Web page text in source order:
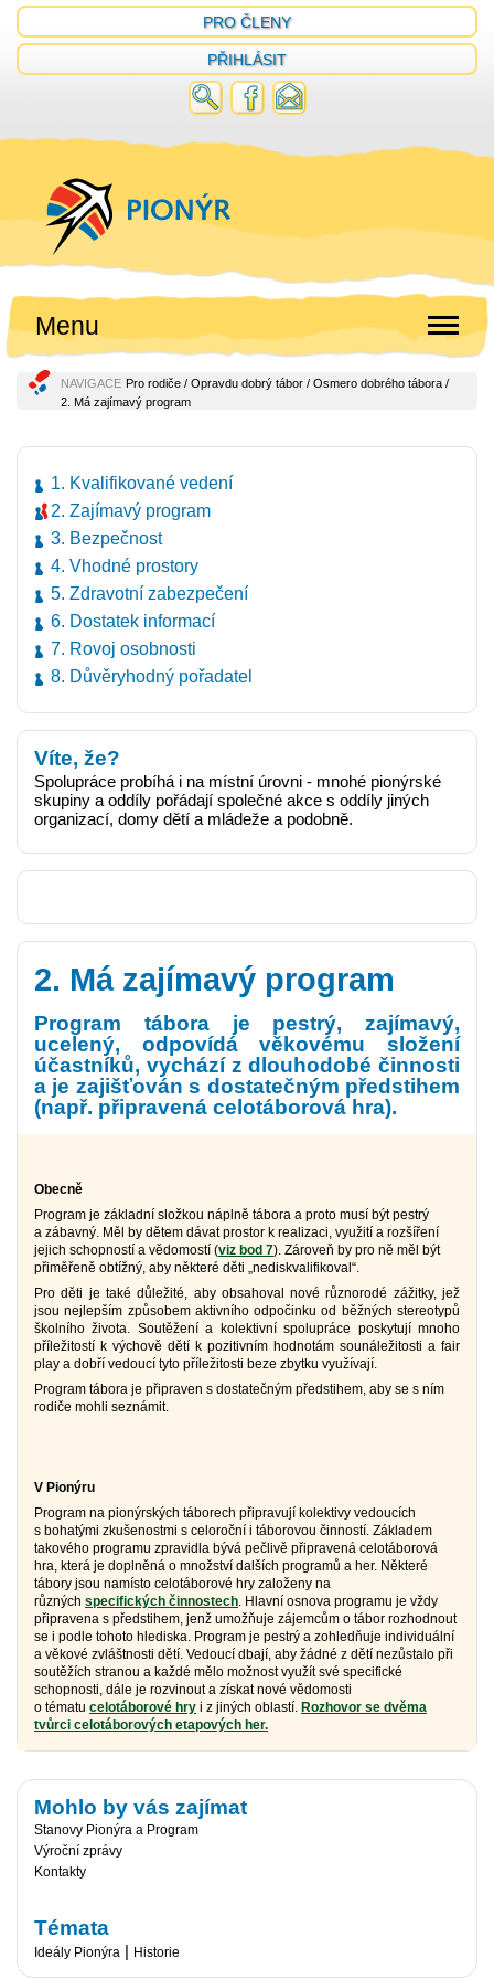
PRO ČLENY
PŘIHLÁSIT
Menu
NAVIGACE Pro rodiče / Opravdu dobrý tábor / Osmero dobrého tábora /
2. Má zajímavý program
1. Kvalifikované vedení
2. Zajímavý program
3. Bezpečnost
4. Vhodné prostory
5. Zdravotní zabezpečení
6. Dostatek informací
7. Rovoj osobnosti
8. Důvěryhodný pořadatel
Víte, že?
Spolupráce probíhá i na místní úrovni - mnohé pionýrské
skupiny a oddíly pořádají společné akce s oddíly jiných
organizací, domy dětí a mládeže a podobně.
2. Má zajímavý program
Program tábora je pestrý, zajímavý,
ucelený, odpovídá věkovému složení
účastníků, vychází z dlouhodobé činnosti
a je zajišťován s dostatečným předstihem
(např. připravená celotáborová hra).
Obecně
Program je základní složkou náplně tábora a proto musí být pestrý
a zábavný. Měl by dětem dávat prostor k realizaci, využití a rozšíření
jejich schopností a vědomostí (viz bod 7). Zároveň by pro ně měl být
přiměřeně obtížný, aby některé děti „nediskvalifikoval“.
Pro děti je také důležité, aby obsahoval nové různorodé zážitky, jež
jsou nejlepším způsobem aktivního odpočinku od běžných stereotypů
školního života. Soutěžení a kolektivní spolupráce poskytují mnoho
příležitostí k výchově dětí k pozitivním hodnotám sounáležitosti a fair
play a dobří vedoucí tyto příležitosti beze zbytku využívají.
Program tábora je připraven s dostatečným předstihem, aby se s ním
rodiče mohli seznámit.
V Pionýru
Program na pionýrských táborech připravují kolektivy vedoucích
s bohatými zkušenostmi s celoroční i táborovou činností. Základem
takového programu zpravidla bývá pečlivě připravená celotáborová
hra, která je doplněná o množství dalších programů a her. Některé
tábory jsou namísto celotáborové hry založeny na
různých specifických činnostech. Hlavní osnova programu je vždy
připravena s předstihem, jenž umožňuje zájemcům o tábor rozhodnout
se i podle tohoto hlediska. Program je pestrý a zohledňuje individuální
a věkové zvláštnosti dětí. Vedoucí dbají, aby žádné z dětí nezůstalo při
soutěžích stranou a každé mělo možnost využít své specifické
schopnosti, dále je rozvinout a získat nové vědomosti
o tématu celotáborové hry i z jiných oblastí. Rozhovor se dvěma
tvůrci celotáborových etapových her.
Mohlo by vás zajímat
Stanovy Pionýra a Program
Výroční zprávy
Kontakty
Témata
Ideály Pionýra | Historie